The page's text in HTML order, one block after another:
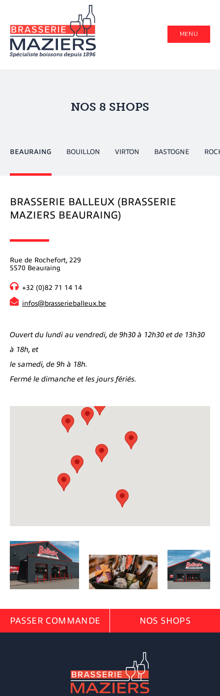
MENU
NOS 8 SHOPS
BEAURAING BOUILLON VIRTON BASTOGNE
BRASSERIE BALLEUX (BRASSERIE
MAZIERS BEAURAING)
Rue de Rochefort, 229
5570 Beauraing
+32 (0)82 71 14 14
infos@brasserieballeux.be
Ouvert du lundi au vendredi, de 9h30 à 12h30 et de 13h30
à 18h, et
le samedi, de 9h à 18h.
Fermé le dimanche et les jours fériés.
PASSER COMMANDE NOS SHOPS